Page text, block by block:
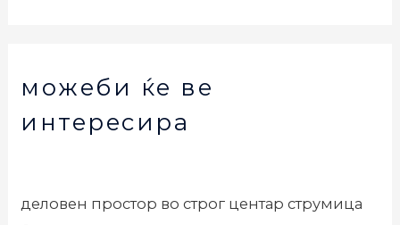
можеби ќе ве
интересира
деловен простор во строг центар струмица